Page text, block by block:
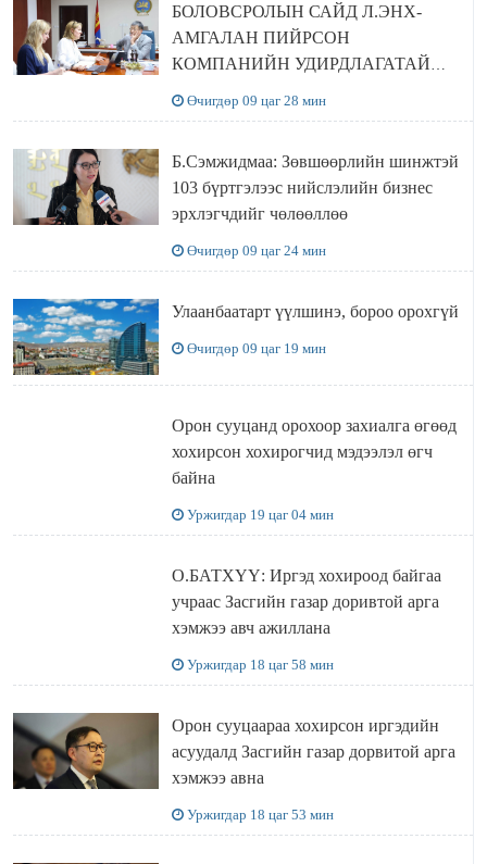
БОЛОВСРОЛЫН САЙД Л.ЭНХ-
АМГАЛАН ПИЙРСОН
КОМПАНИЙН УДИРДЛАГАТАЙ
Өчигдөр 09 цаг 28 мин
Б.Сэмжидмаа: Зөвшөөрлийн шинжтэй
103 бүртгэлээс нийслэлийн бизнес
эрхлэгчдийг чөлөөллөө
Өчигдөр 09 цаг 24 мин
Улаанбаатарт үүлшинэ, бороо орохгүй
Өчигдөр 09 цаг 19 мин
Орон сууцанд орохоор захиалга өгөөд
хохирсон хохирогчид мэдээлэл өгч
байна
Уржигдар 19 цаг 04 мин
О.БАТХҮҮ: Иргэд хохироод байгаа
учраас Засгийн газар доривтой арга
хэмжээ авч ажиллана
Уржигдар 18 цаг 58 мин
Орон сууцаараа хохирсон иргэдийн
асуудалд Засгийн газар дорвитой арга
хэмжээ авна
Уржигдар 18 цаг 53 мин